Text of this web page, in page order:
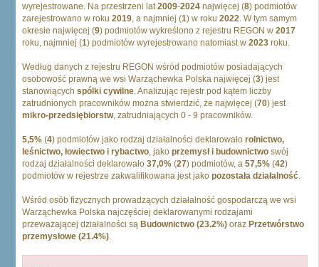
wyrejestrowane. Na przestrzeni lat2009-2024 najwięcej (8) podmiotów
zarejestrowano w roku 2019, a najmniej (1) w roku 2022. W tym samym
okresie najwięcej (9) podmiotów wykreślono z rejestru REGON w 2017
roku, najmniej (1) podmiotów wyrejestrowano natomiast w 2023 roku.
Według danych z rejestru REGON wśród podmiotów posiadających
osobowość prawną we wsi Warząchewka Polska najwięcej (3) jest
stanowiących spólki cywilne. Analizując rejestr pod kątem liczby
zatrudnionych pracowników można stwierdzić, że najwięcej (70) jest
mikro-przedsiębiorstw, zatrudniających 0 - 9 pracowników.
5,5% (4) podmiotów jako rodzaj działalności deklarowało rolnictwo,
leśnictwo, łowiectwo i rybactwo, jako przemysł i budownictwo swój
rodzaj działalności deklarowało 37,0% (27) podmiotów, a 57,5% (42)
podmiotów w rejestrze zakwalifikowana jest jako pozostała działalność.
Wśród osób fizycznych prowadzących działalność gospodarczą we wsi
Warząchewka Polska najczęściej deklarowanymi rodzajami
przeważającej działalności są Budownictwo (23.2%) oraz Przetwórstwo
przemysłowe (21.4%).